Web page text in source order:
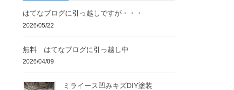
はてなブログに引っ越しですが・・・
2026/05/22
無料 はてなブログに引っ越し中
2026/04/09
ミライース凹みキズDIY塗装